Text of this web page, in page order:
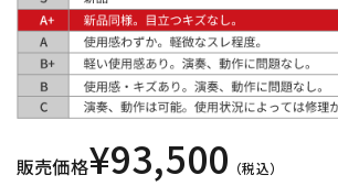
中古
販売価格¥93,500 （税込）